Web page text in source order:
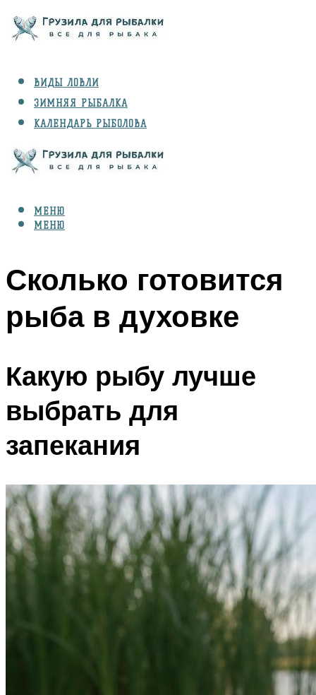
ВИДЫ ЛОВЛИ
ЗИМНЯЯ РЫБАЛКА
КАЛЕНДАРЬ РЫБОЛОВА
СНАРЯЖЕНИЕ
МЕНЮ
МЕНЮ
Сколько готовится
рыба в духовке
Какую рыбу лучше
выбрать для
запекания